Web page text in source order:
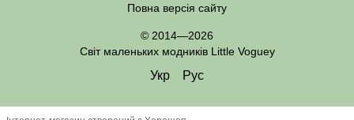
Повна версія сайту
© 2014—2026
Світ маленьких модників Little Voguey
Укр Рус